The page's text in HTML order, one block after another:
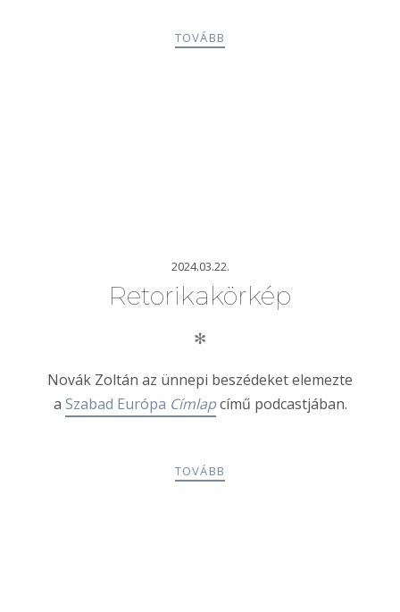
TOVÁBB
2024.03.22.
Retorikakörkép
✻
Novák Zoltán az ünnepi beszédeket elemezte
a Szabad Európa Címlapcímű podcastjában.
TOVÁBB